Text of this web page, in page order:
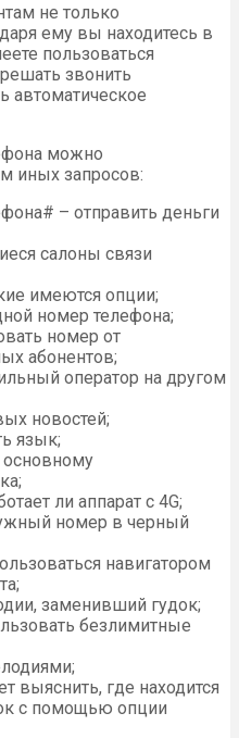
не только
ему вы находитесь в
пользоваться
звонить
автоматическое
можно
иных запросов:
– отправить деньги
салоны связи
имеются опции;
номер телефона;
номер от
абонентов;
оператор на другом
новостей;
язык;
ли аппарат с 4G;
номер в черный
навигатором
заменивший гудок;
безлимитные
выяснить, где находится
с помощью опции